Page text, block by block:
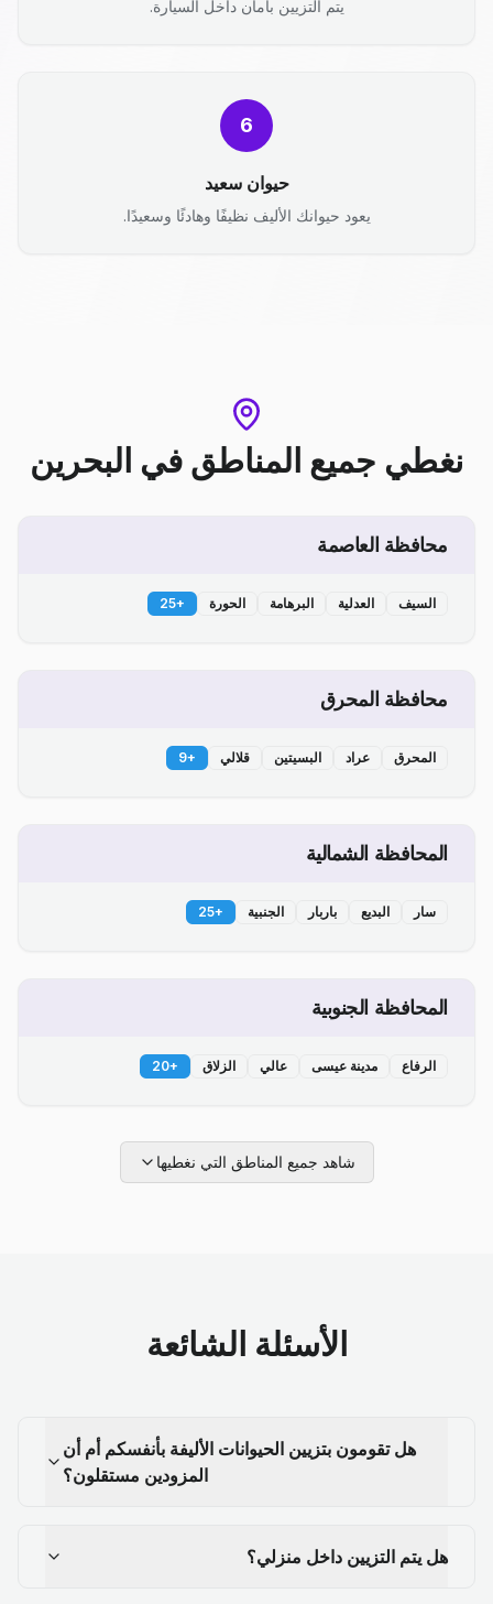
يتم التزيين بأمان داخل السيارة.
6
حيوان سعيد
يعود حيوانك الأليف نظيفًا وهادئًا وسعيدًا.
نغطي جميع المناطق في البحرين
محافظة العاصمة
السيف العدلية البرهامة الحورة +
25
محافظة المحرق
المحرق عراد البسيتين قلالي +
9
المحافظة الشمالية
سار البديع باربار الجنبية +
25
المحافظة الجنوبية
الرفاع مدينة عيسى عالي الزلاق +
20
شاهد جميع المناطق التي نغطيها
الأسئلة الشائعة
هل تقومون بتزيين الحيوانات الأليفة بأنفسكم أم أن
المزودين مستقلون؟
هل يتم التزيين داخل منزلي؟